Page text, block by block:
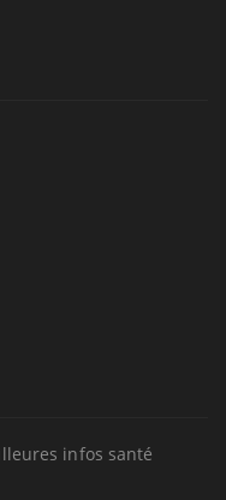
infos santé